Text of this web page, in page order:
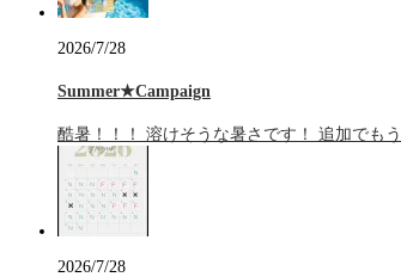
2026/7/28
Summer★Campaign
酷暑！！！ 溶けそうな暑さです！ 追加でも
2026/7/28